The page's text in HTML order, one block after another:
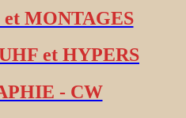
MONTAGES
et HYPERS
- CW